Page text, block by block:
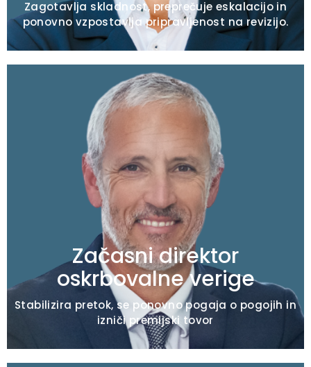
Zagotavlja skladnost, preprečuje eskalacijo in
ponovno vzpostavlja pripravljenost na revizijo.
Začasni direktor
oskrbovalne verige
Stabilizira pretok, se ponovno pogaja o pogojih in
izniči premijski tovor
Tipična pooblastila
Zamuda dobavitelja / spirala logističnih
stroškov
Kaos v zalogah / odvisnost od hitrega pošiljanja
Izpad storitve prvega reda